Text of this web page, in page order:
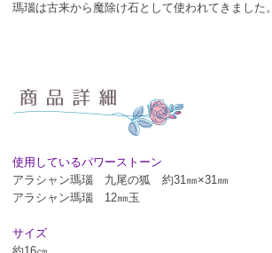
瑪瑙は古来から魔除け石として使われてきました。
使用しているパワーストーン
アラシャン瑪瑙 九尾の狐 約31㎜×31㎜
アラシャン瑪瑙 12㎜玉
サイズ